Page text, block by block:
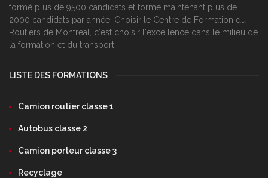
formé plus de 9500 candidats et forme maintenant plus de
2000 candidats par année. Choisir le Centre de Formation du
Routiers de Montréal, c‘est choisir l‘excellence dans le milieu de
la formation et du transport.
LISTE DES FORMATIONS
Camion routier classe 1
Autobus classe 2
Camion porteur classe 3
Recyclage